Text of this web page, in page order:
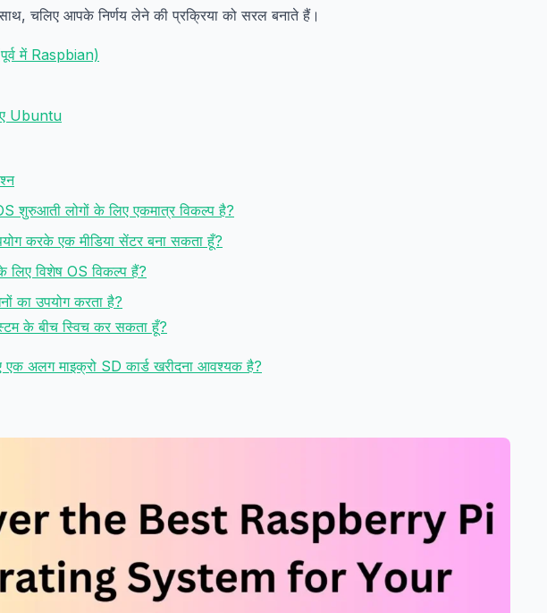
चलिए आपके निर्णय लेने की प्रक्रिया को सरल बनाते हैं।
में Raspbian)
Ubuntu
शुरुआती लोगों के लिए एकमात्र विकल्प है?
करके एक मीडिया सेंटर बना सकता हूँ?
लिए विशेष OS विकल्प हैं?
का उपयोग करता है?
के बीच स्विच कर सकता हूँ?
अलग माइक्रो SD कार्ड खरीदना आवश्यक है?